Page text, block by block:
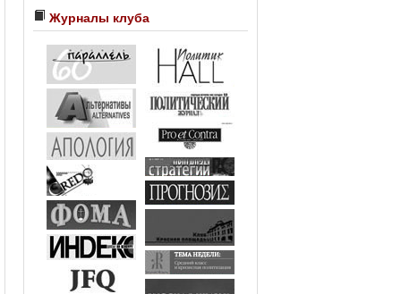
Журналы клуба